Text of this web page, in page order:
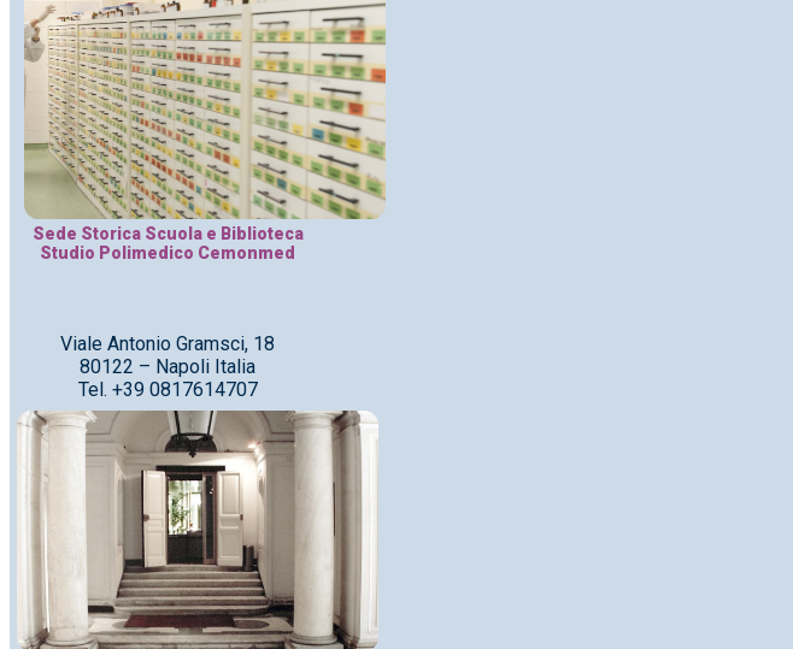
Sede Storica Scuola e Biblioteca
Studio Polimedico Cemonmed
Viale Antonio Gramsci, 18
80122 – Napoli Italia
Tel. +39 0817614707